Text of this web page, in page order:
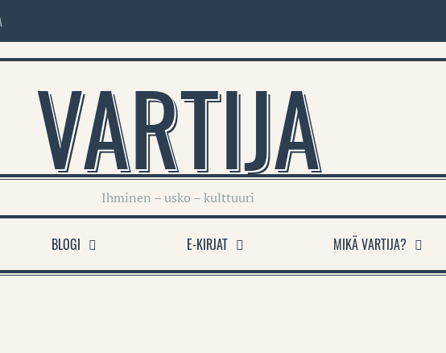
VARTIJA
Ihminen – usko – kulttuuri
BLOGI E-KIRJAT MIKÄ VARTIJA?